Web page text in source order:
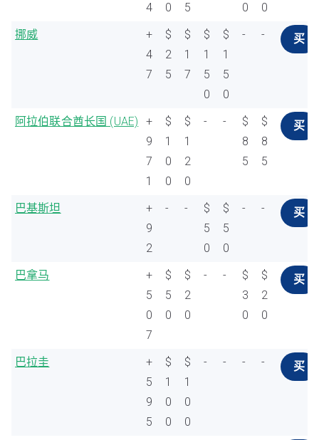
4
0
5
0
0
挪威
+
4
7
$
2
5
$
1
7
$
1
5
0
$
1
5
0
- - 买
阿拉伯联合酋长国 (UAE)
+
9
7
1
$
1
0
0
$
1
2
0
- -
$
8
5
$
8
5
买
巴基斯坦
+
9
2
- -
$
5
0
$
5
0
- - 买
巴拿马
+
5
0
7
$
5
0
$
2
0
- -
$
3
0
$
2
0
买
巴拉圭
+
5
9
5
$
1
0
0
$
1
0
0
- - - - 买